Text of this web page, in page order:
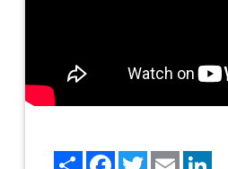
Share FacebookTwitterEmail